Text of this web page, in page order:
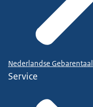
Nederlandse Gebarentaal
Service